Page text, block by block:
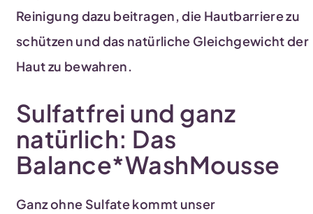
Reinigung dazu beitragen, die Hautbarriere zu
schützen und das natürliche Gleichgewicht der
Haut zu bewahren.
Sulfatfrei und ganz
natürlich: Das
Balance*WashMousse
Ganz ohne Sulfate kommt unser